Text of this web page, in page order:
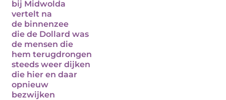
bij Midwolda
vertelt na
de binnenzee
die de Dollard was
de mensen die
hem terugdrongen
steeds weer dijken
die hier en daar
opnieuw
bezwijken